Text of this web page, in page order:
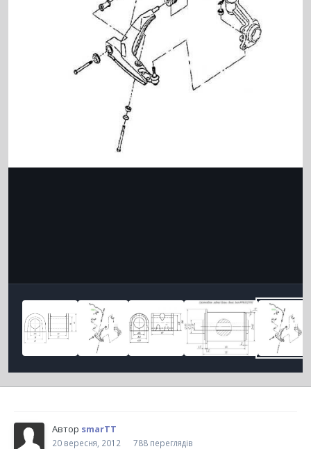
Автор smarTT
20 вересня, 2012
788 переглядів